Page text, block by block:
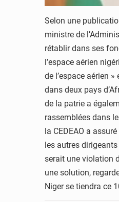
Selon une
ministre de
rétablir dans ses
l’espace aérien
de l’espace aérien
dans deux pays
de la patrie a
rassemblées dans
la CEDEAO a
les autres
serait une violation
une solution,
Niger se tiendra ce